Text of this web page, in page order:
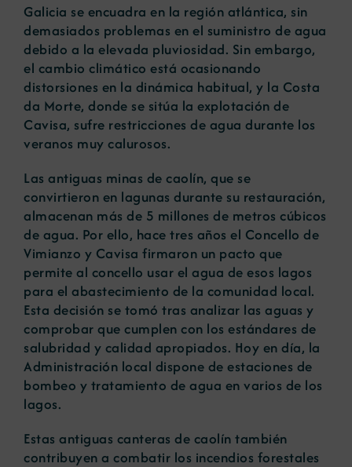
Galicia se encuadra en la región atlántica, sin
demasiados problemas en el suministro de agua
debido a la elevada pluviosidad. Sin embargo,
el cambio climático está ocasionando
distorsiones en la dinámica habitual, y la Costa
da Morte, donde se sitúa la explotación de
Cavisa, sufre restricciones de agua durante los
veranos muy calurosos.
Las antiguas minas de caolín, que se
convirtieron en lagunas durante su restauración,
almacenan más de 5 millones de metros cúbicos
de agua. Por ello, hace tres años el Concello de
Vimianzo y Cavisa firmaron un pacto que
permite al concello usar el agua de esos lagos
para el abastecimiento de la comunidad local.
Esta decisión se tomó tras analizar las aguas y
comprobar que cumplen con los estándares de
salubridad y calidad apropiados. Hoy en día, la
Administración local dispone de estaciones de
bombeo y tratamiento de agua en varios de los
lagos.
Estas antiguas canteras de caolín también
contribuyen a combatir los incendios forestales